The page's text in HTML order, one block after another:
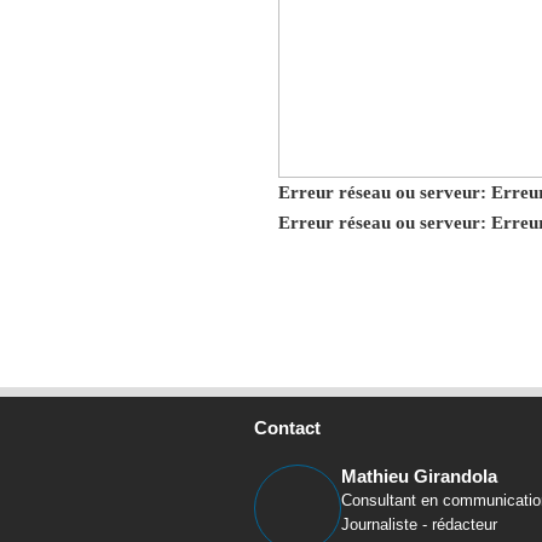
Erreur réseau ou serveur:
Contact
Mathieu Girandola
Consultant en
Journaliste - rédacteur